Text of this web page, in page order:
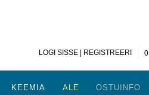
LOGI SISSE | REGISTREERI
KEEMIA ALE OSTUINFO